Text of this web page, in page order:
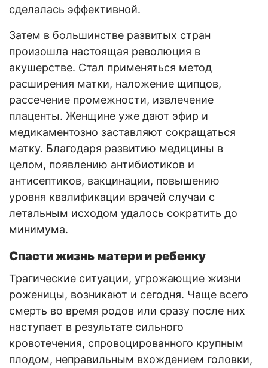
сделалась эффективной.
Затем в большинстве развитых стран
произошла настоящая революция в
акушерстве. Стал применяться метод
расширения матки, наложение щипцов,
рассечение промежности, извлечение
плаценты. Женщине уже дают эфир и
медикаментозно заставляют сокращаться
матку. Благодаря развитию медицины в
целом, появлению антибиотиков и
антисептиков, вакцинации, повышению
уровня квалификации врачей случаи с
летальным исходом удалось сократить до
минимума.
Спасти жизнь матери и ребенку
Трагические ситуации, угрожающие жизни
роженицы, возникают и сегодня. Чаще всего
смерть во время родов или сразу после них
наступает в результате сильного
кровотечения, спровоцированного крупным
плодом, неправильным вхождением головки,